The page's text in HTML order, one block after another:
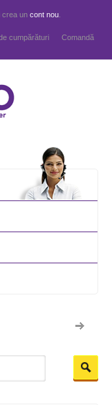
crea un cont nou
cumpărături Comandă